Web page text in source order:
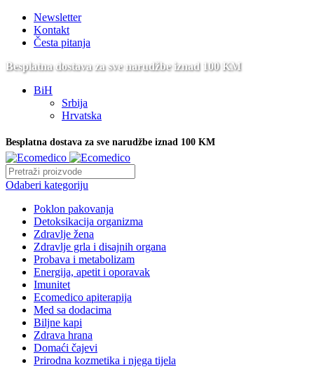
Newsletter
Kontakt
Česta pitanja
Besplatna dostava za sve narudžbe iznad 100 KM
BiH
Srbija
Hrvatska
Besplatna dostava za sve narudžbe iznad 100 KM
Odaberi kategoriju
Poklon pakovanja
Detoksikacija organizma
Zdravlje žena
Zdravlje grla i disajnih organa
Probava i metabolizam
Energija, apetit i oporavak
Imunitet
Ecomedico apiterapija
Med sa dodacima
Biljne kapi
Zdrava hrana
Domaći čajevi
Prirodna kozmetika i njega tijela